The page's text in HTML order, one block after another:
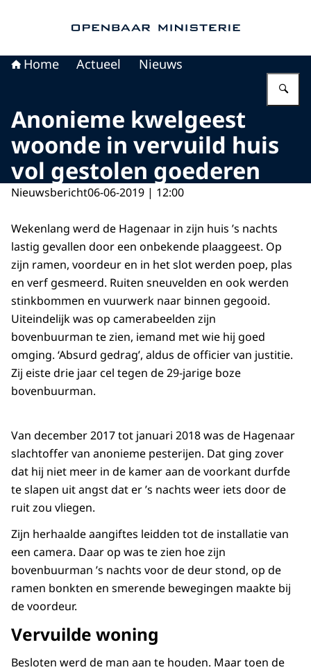
Home Actueel Nieuws
Anonieme kwelgeest
woonde in vervuild huis
vol gestolen goederen
Nieuwsbericht06-06-2019 | 12:00
Wekenlang werd de Hagenaar in zijn huis ’s nachts
lastig gevallen door een onbekende plaaggeest. Op
zijn ramen, voordeur en in het slot werden poep, plas
en verf gesmeerd. Ruiten sneuvelden en ook werden
stinkbommen en vuurwerk naar binnen gegooid.
Uiteindelijk was op camerabeelden zijn
bovenbuurman te zien, iemand met wie hij goed
omging. ‘Absurd gedrag’, aldus de officier van justitie.
Zij eiste drie jaar cel tegen de 29-jarige boze
bovenbuurman.
Van december 2017 tot januari 2018 was de Hagenaar
slachtoffer van anonieme pesterijen. Dat ging zover
dat hij niet meer in de kamer aan de voorkant durfde
te slapen uit angst dat er ’s nachts weer iets door de
ruit zou vliegen.
Zijn herhaalde aangiftes leidden tot de installatie van
een camera. Daar op was te zien hoe zijn
bovenbuurman ’s nachts voor de deur stond, op de
ramen bonkten en smerende bewegingen maakte bij
de voordeur.
Vervuilde woning
Besloten werd de man aan te houden. Maar toen de